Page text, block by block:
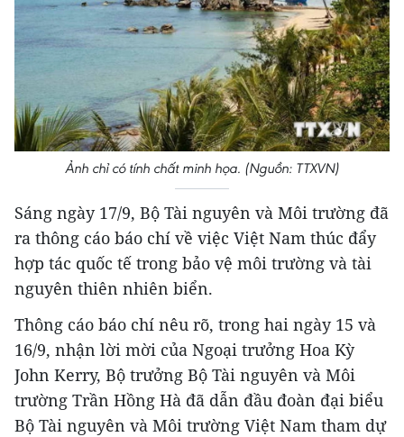
Ảnh chỉ có tính chất minh họa. (Nguồn: TTXVN)
Sáng ngày 17/9, Bộ Tài nguyên và Môi trường đã
ra thông cáo báo chí về việc Việt Nam thúc đẩy
hợp tác quốc tế trong bảo vệ môi trường và tài
nguyên thiên nhiên biển.
Thông cáo báo chí nêu rõ, trong hai ngày 15 và
16/9, nhận lời mời của Ngoại trưởng Hoa Kỳ
John Kerry, Bộ trưởng Bộ Tài nguyên và Môi
trường Trần Hồng Hà đã dẫn đầu đoàn đại biểu
Bộ Tài nguyên và Môi trường Việt Nam tham dự